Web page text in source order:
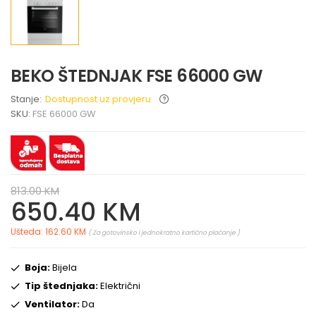
BEKO ŠTEDNJAK FSE 66000 GW
Stanje: Dostupnost uz provjeru
SKU: FSE 66000 GW
813.00 KM
650.40 KM
Ušteda: 162.60 KM ( Za gotovinsko i jednokratno kartično plaćanje )
Boja:Bijela
Tip štednjaka:Električni
Ventilator:Da